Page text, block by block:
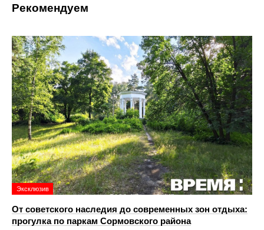
Рекомендуем
Эксклюзив
От советского наследия до современных зон отдыха:
прогулка по паркам Сормовского района